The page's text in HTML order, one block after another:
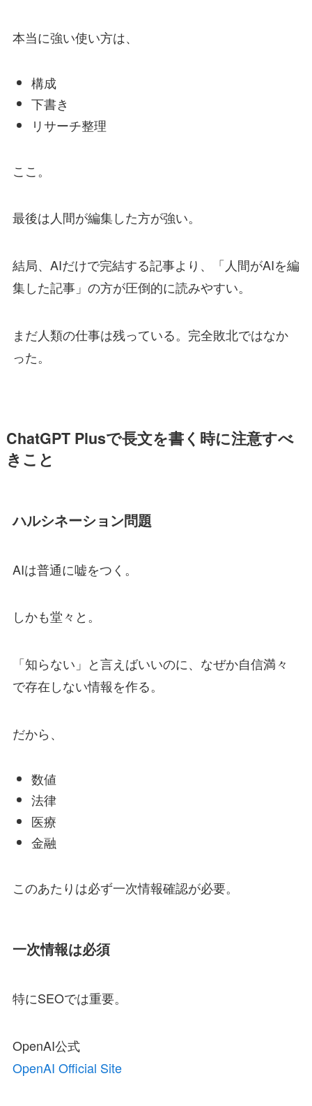
本当に強い使い方は、
構成
下書き
リサーチ整理
ここ。
最後は人間が編集した方が強い。
結局、AIだけで完結する記事より、「人間がAIを編
集した記事」の方が圧倒的に読みやすい。
まだ人類の仕事は残っている。完全敗北ではなか
った。
ChatGPT Plusで長文を書く時に注意すべ
きこと
ハルシネーション問題
AIは普通に嘘をつく。
しかも堂々と。
「知らない」と言えばいいのに、なぜか自信満々
で存在しない情報を作る。
だから、
数値
法律
医療
金融
このあたりは必ず一次情報確認が必要。
一次情報は必須
特にSEOでは重要。
OpenAI公式
OpenAI Official Site